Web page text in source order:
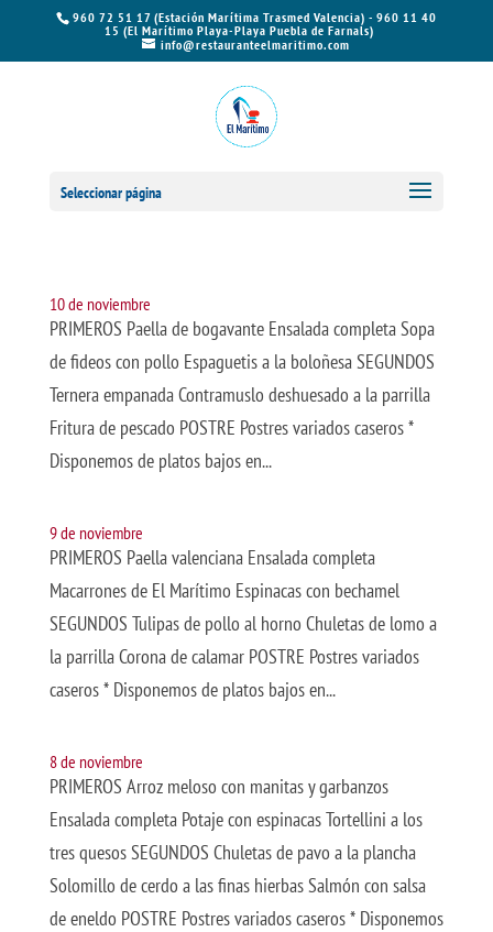
960 72 51 17 (Estación Marítima Trasmed Valencia) - 960 11 40
15 (El Marítimo Playa-Playa Puebla de Farnals)
info@restauranteelmaritimo.com
Seleccionar página
10 de noviembre
PRIMEROS Paella de bogavante Ensalada completa Sopa
de fideos con pollo Espaguetis a la boloñesa SEGUNDOS
Ternera empanada Contramuslo deshuesado a la parrilla
Fritura de pescado POSTRE Postres variados caseros *
Disponemos de platos bajos en...
9 de noviembre
PRIMEROS Paella valenciana Ensalada completa
Macarrones de El Marítimo Espinacas con bechamel
SEGUNDOS Tulipas de pollo al horno Chuletas de lomo a
la parrilla Corona de calamar POSTRE Postres variados
caseros * Disponemos de platos bajos en...
8 de noviembre
PRIMEROS Arroz meloso con manitas y garbanzos
Ensalada completa Potaje con espinacas Tortellini a los
tres quesos SEGUNDOS Chuletas de pavo a la plancha
Solomillo de cerdo a las finas hierbas Salmón con salsa
de eneldo POSTRE Postres variados caseros * Disponemos